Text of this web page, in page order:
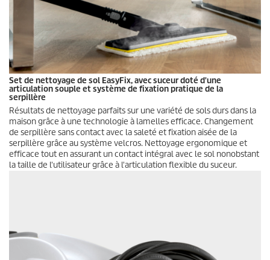
Set de nettoyage de sol EasyFix, avec suceur doté d'une
articulation souple et système de fixation pratique de la
serpillère
Résultats de nettoyage parfaits sur une variété de sols durs dans la
maison grâce à une technologie à lamelles efficace. Changement
de serpillère sans contact avec la saleté et fixation aisée de la
serpillère grâce au système velcros. Nettoyage ergonomique et
efficace tout en assurant un contact intégral avec le sol nonobstant
la taille de l'utilisateur grâce à l'articulation flexible du suceur.